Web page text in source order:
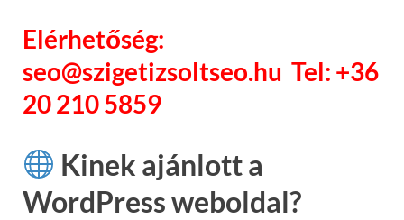
Elérhetőség:
seo@szigetizsoltseo.hu Tel: +36
20 210 5859
Kinek ajánlott a
WordPress weboldal?